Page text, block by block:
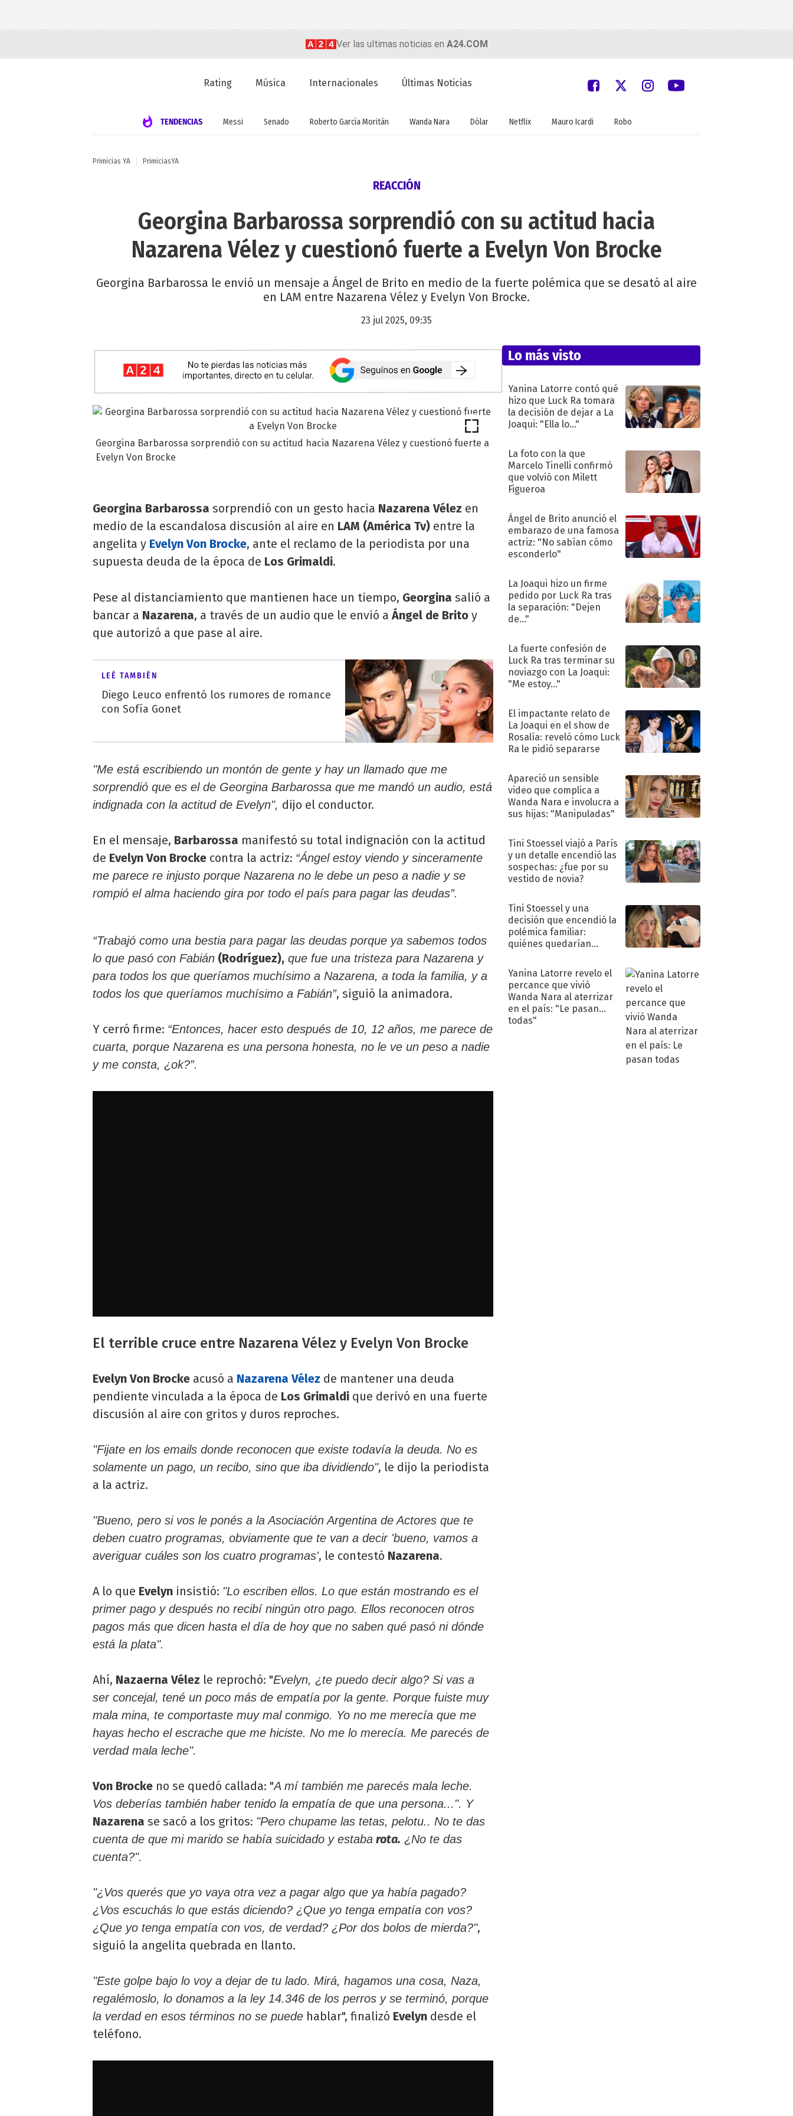
Ver las ultimas noticias en A24.COM
Rating Música Internacionales Últimas Noticias
TENDENCIAS Messi Senado Roberto García Moritán Wanda Nara Dólar Netflix Mauro Icardi Robo
Primicias YA PrimiciasYA
REACCIÓN
Georgina Barbarossa sorprendió con su actitud hacia
Nazarena Vélez y cuestionó fuerte a Evelyn Von Brocke
Georgina Barbarossa le envió un mensaje a Ángel de Brito en medio de la fuerte polémica que se desató al aire
en LAM entre Nazarena Vélez y Evelyn Von Brocke.
23 jul 2025, 09:35
Georgina Barbarossa sorprendió con su actitud hacia Nazarena Vélez y cuestionó fuerte a
Evelyn Von Brocke
Georgina Barbarossa sorprendió con un gesto hacia Nazarena Vélez en
medio de la escandalosa discusión al aire en LAM (América Tv) entre la
angelita y Evelyn Von Brocke, ante el reclamo de la periodista por una
supuesta deuda de la época de Los Grimaldi.
Pese al distanciamiento que mantienen hace un tiempo, Georgina salió a
bancar a Nazarena, a través de un audio que le envió aÁngel de Brito y
que autorizó a que pase al aire.
LEÉ TAMBIÉN
Diego Leuco enfrentó los rumores de romance
con Sofía Gonet
"Me está escribiendo un montón de gente y hay un llamado que me
sorprendió que es el de Georgina Barbarossa que me mandó un audio, está
indignada con la actitud de Evelyn", dijo el conductor.
En el mensaje, Barbarossa manifestó su total indignación con la actitud
de Evelyn Von Brocke contra la actriz: “Ángel estoy viendo y sinceramente
me parece re injusto porque Nazarena no le debe un peso a nadie y se
rompió el alma haciendo gira por todo el país para pagar las deudas”.
“Trabajó como una bestia para pagar las deudas porque ya sabemos todos
lo que pasó con Fabián (Rodríguez), que fue una tristeza para Nazarena y
para todos los que queríamos muchísimo a Nazarena, a toda la familia, y a
todos los que queríamos muchísimo a Fabián”, siguió la animadora.
Y cerró firme: “Entonces, hacer esto después de 10, 12 años, me parece de
cuarta, porque Nazarena es una persona honesta, no le ve un peso a nadie
y me consta, ¿ok?”.
El terrible cruce entre Nazarena Vélez y Evelyn Von Brocke
Evelyn Von Brocke acusó a Nazarena Vélez de mantener una deuda
pendiente vinculada a la época de Los Grimaldi que derivó en una fuerte
discusión al aire con gritos y duros reproches.
"Fijate en los emails donde reconocen que existe todavía la deuda. No es
solamente un pago, un recibo, sino que iba dividiendo", le dijo la periodista
a la actriz.
"Bueno, pero si vos le ponés a la Asociación Argentina de Actores que te
deben cuatro programas, obviamente que te van a decir 'bueno, vamos a
averiguar cuáles son los cuatro programas', le contestó Nazarena.
A lo que Evelyn insistió: "Lo escriben ellos. Lo que están mostrando es el
primer pago y después no recibí ningún otro pago. Ellos reconocen otros
pagos más que dicen hasta el día de hoy que no saben qué pasó ni dónde
está la plata".
Ahí, Nazaerna Vélez le reprochó: "Evelyn, ¿te puedo decir algo? Si vas a
ser concejal, tené un poco más de empatía por la gente. Porque fuiste muy
mala mina, te comportaste muy mal conmigo. Yo no me merecía que me
hayas hecho el escrache que me hiciste. No me lo merecía. Me parecés de
verdad mala leche".
Von Brocke no se quedó callada: "A mí también me parecés mala leche.
Vos deberías también haber tenido la empatía de que una persona...". Y
Nazarena se sacó a los gritos: "Pero chupame las tetas, pelotu.. No te das
cuenta de que mi marido se había suicidado y estaba rota. ¿No te das
cuenta?".
"¿Vos querés que yo vaya otra vez a pagar algo que ya había pagado?
¿Vos escuchás lo que estás diciendo? ¿Que yo tenga empatía con vos?
¿Que yo tenga empatía con vos, de verdad? ¿Por dos bolos de mierda?",
siguió la angelita quebrada en llanto.
"Este golpe bajo lo voy a dejar de tu lado. Mirá, hagamos una cosa, Naza,
regalémoslo, lo donamos a la ley 14.346 de los perros y se terminó, porque
la verdad en esos términos no se puede hablar", finalizó Evelyn desde el
teléfono.
Lo más visto
Yanina Latorre contó qué
hizo que Luck Ra tomara
la decisión de dejar a La
Joaqui: "Ella lo..."
La foto con la que
Marcelo Tinelli confirmó
que volvió con Milett
Figueroa
Ángel de Brito anunció el
embarazo de una famosa
actriz: "No sabían cómo
esconderlo"
La Joaqui hizo un firme
pedido por Luck Ra tras
la separación: "Dejen
de..."
La fuerte confesión de
Luck Ra tras terminar su
noviazgo con La Joaqui:
"Me estoy..."
El impactante relato de
La Joaqui en el show de
Rosalía: reveló cómo Luck
Ra le pidió separarse
Apareció un sensible
video que complica a
Wanda Nara e involucra a
sus hijas: "Manipuladas"
Tini Stoessel viajó a París
y un detalle encendió las
sospechas: ¿fue por su
vestido de novia?
Tini Stoessel y una
decisión que encendió la
polémica familiar:
quiénes quedarían
Yanina Latorre revelo el
percance que vivió
Wanda Nara al aterrizar
en el país: "Le pasan
todas"